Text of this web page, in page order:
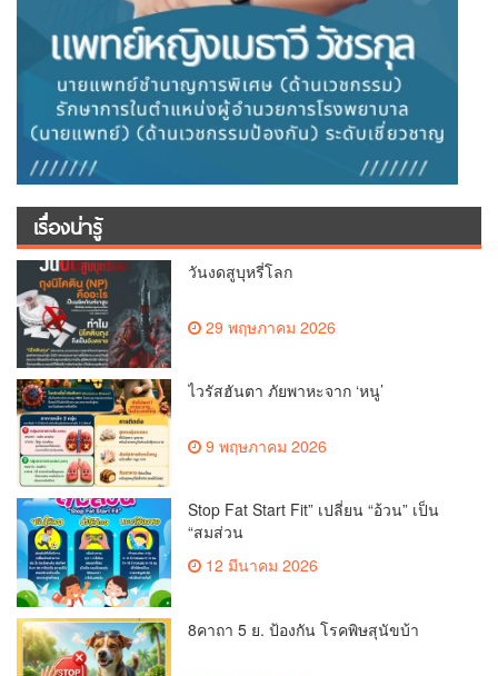
เรื่องน่ารู้
วันงดสูบุหรี่โลก
29 พฤษภาคม 2026
ไวรัสฮันตา ภัยพาหะจาก ‘หนู’
9 พฤษภาคม 2026
Stop Fat Start Fit” เปลี่ยน “อ้วน” เป็น
“สมส่วน
12 มีนาคม 2026
8คาถา 5 ย. ป้องกัน โรคพิษสุนัขบ้า